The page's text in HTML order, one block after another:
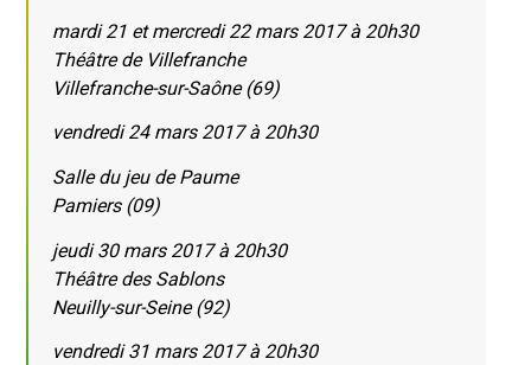
mardi 21 et mercredi 22 mars 2017 à 20h30
Théâtre de Villefranche
Villefranche-sur-Saône (69)
vendredi 24 mars 2017 à 20h30
Salle du jeu de Paume
Pamiers (09)
jeudi 30 mars 2017 à 20h30
Théâtre des Sablons
Neuilly-sur-Seine (92)
vendredi 31 mars 2017 à 20h30